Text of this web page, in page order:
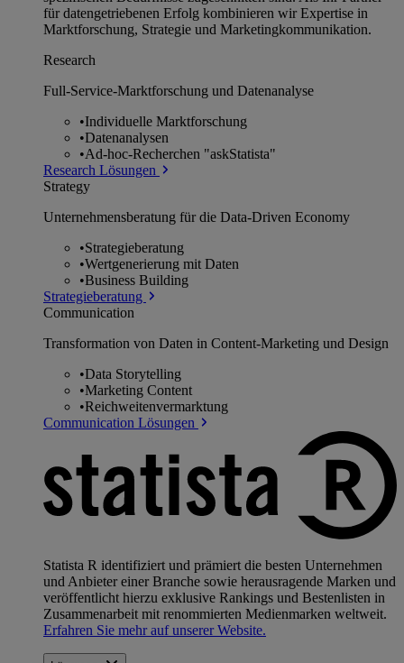
für datengetriebenen Erfolg kombinieren wir Expertise in
Marktforschung, Strategie und Marketingkommunikation.
Research
Full-Service-Marktforschung und Datenanalyse
•Individuelle Marktforschung
•Datenanalysen
•Ad-hoc-Recherchen "askStatista"
Research Lösungen
Strategy
Unternehmens­beratung für die Data-Driven Economy
•Strategieberatung
•Wertgenerierung mit Daten
•Business Building
Strategieberatung
Communication
Transformation von Daten in Content-Marketing und Design
•Data Storytelling
•Marketing Content
•Reichweitenvermarktung
Communication Lösungen
Statista R identifiziert und prämiert die besten Unternehmen
und Anbieter einer Branche sowie herausragende Marken und
veröffentlicht hierzu exklusive Rankings und Bestenlisten in
Zusammenarbeit mit renommierten Medienmarken weltweit.
Erfahren Sie mehr auf unserer Website.